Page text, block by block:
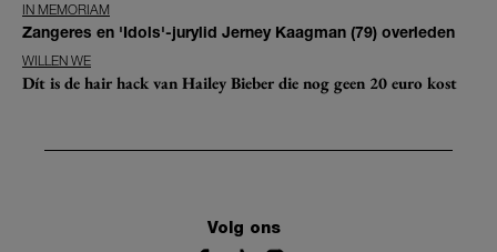
IN MEMORIAM
Zangeres en 'Idols'-jurylid Jerney Kaagman (79) overleden
WILLEN WE
Dít is de hair hack van Hailey Bieber die nog geen 20 euro kost
Volg ons